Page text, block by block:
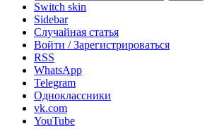
Switch skin
Sidebar
Случайная статья
Войти / Зарегистрироваться
RSS
WhatsApp
Telegram
Одноклассники
vk.com
YouTube